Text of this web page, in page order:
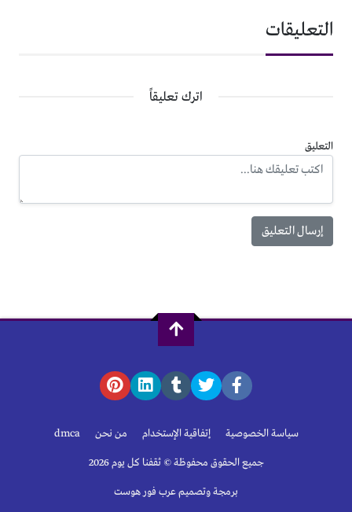
التعليقات
اترك تعليقاً
التعليق
سياسة الخصوصية إتفاقية الإستخدام من نحن dmca
جميع الحقوق محفوظة © ثقفنا كل يوم 2026
برمجة وتصميم عرب فور هوست